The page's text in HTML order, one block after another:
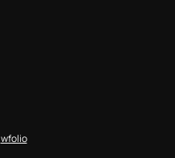
wfolio